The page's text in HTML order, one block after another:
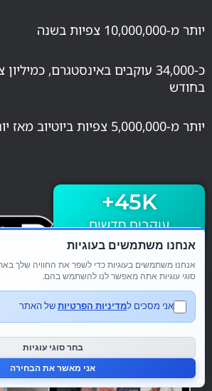
יותר מ-10,000,000 צפיות בשנה
כ-34,000 עוקבים באינסטגרם,
בחודש
יותר מ-5,000,000 צפיות ביוטיוב מאז יוני 2023
עוקבים חדשים
K
45
+
אנחנו משתמשים בעוגיות
אנחנו משתמשים בעוגיות כדי לשפר את החוויה שלך
סוגי עוגיות אתה מאפשר לנו להשתמש בהם.
אני מסכים למדיניות הפרטיותשל האתר
בחר סוגי עוגיות
אני מאשר את הבחירה